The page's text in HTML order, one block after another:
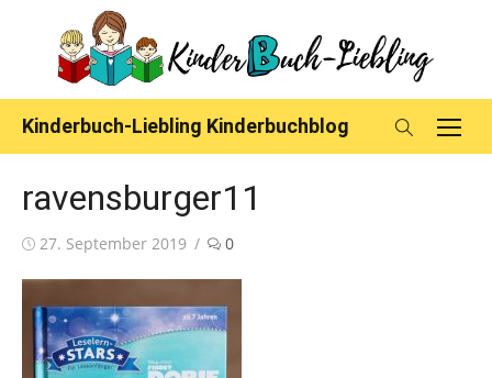
content
Kinderbuch-Liebling Kinderbuchblog
ravensburger11
Posted
27. September 2019 0